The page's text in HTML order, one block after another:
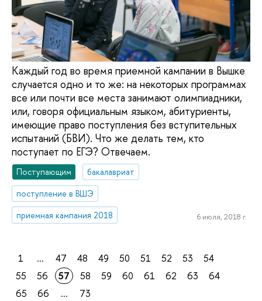
Каждый год во время приемной кампании в Вышке
случается одно и то же: на некоторых программах
все или почти все места занимают олимпиадники,
или, говоря официальным языком, абитуриенты,
имеющие право поступления без вступительных
испытаний (БВИ). Что же делать тем, кто
поступает по ЕГЭ? Отвечаем.
Поступающим
бакалавриат
поступление в ВШЭ
приемная кампания 2018
6 июля, 2018 г.
1 ... 47 48 49 50 51 52 53
54
55
56 57 58 59 60 61 62 63
64
65
66 ... 73